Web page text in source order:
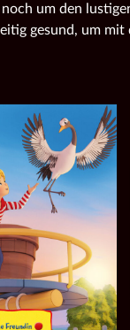
um den
gesund, um mit